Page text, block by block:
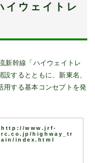
イウェイトレ
新幹線「ハイウェイトレ
するとともに、新東名、
用する基本コンセプトを発
http://www.jrf-
rc.co.jp/highway_tr
ain/index.html